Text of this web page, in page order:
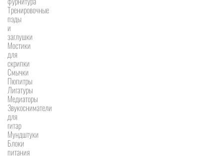
Тренировочные
пэды
и
заглушки
Мостики
для
скрипки
Смычки
Пюпитры
Лигатуры
Медиаторы
Звукосниматели
для
гитар
Мундштуки
Блоки
питания